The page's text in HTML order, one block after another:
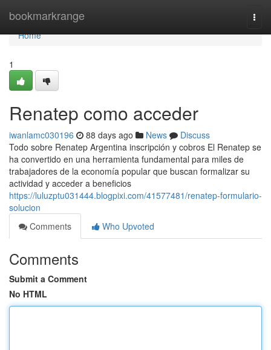
bookmarkrange
Home
Home
1
Renatep como acceder
iwanlamc030196 88 days ago News
Discuss
Todo sobre Renatep Argentina inscripción y cobros El Renatep se
ha convertido en una herramienta fundamental para miles de
trabajadores de la economía popular que buscan formalizar su
actividad y acceder a beneficios
https://luluzptu031444.blogpixi.com/41577481/renatep-formulario-
solucion
Comments
Who Upvoted
Comments
Submit a Comment
No HTML